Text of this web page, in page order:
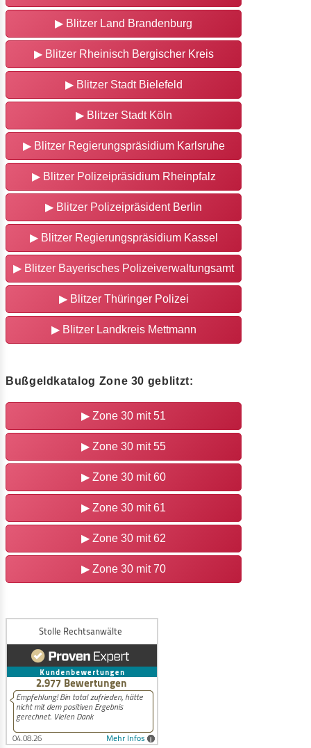
▶ Blitzer Land Brandenburg
▶ Blitzer Rheinisch Bergischer Kreis
▶ Blitzer Stadt Bielefeld
▶ Blitzer Stadt Köln
▶ Blitzer Regierungspräsidium Karlsruhe
▶ Blitzer Polizeipräsidium Rheinpfalz
▶ Blitzer Polizeipräsident Berlin
▶ Blitzer Regierungspräsidium Kassel
▶ Blitzer Bayerisches Polizeiverwaltungsamt
▶ Blitzer Thüringer Polizei
▶ Blitzer Landkreis Mettmann
Bußgeldkatalog Zone 30 geblitzt:
▶ Zone 30 mit 51
▶ Zone 30 mit 55
▶ Zone 30 mit 60
▶ Zone 30 mit 61
▶ Zone 30 mit 62
▶ Zone 30 mit 70